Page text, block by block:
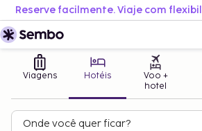
Viagens Hotéis
Voo +
hotel
Onde você quer ficar?